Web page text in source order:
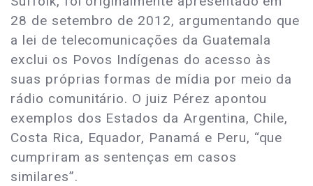
28 de setembro de 2012, argumentando que
a lei de telecomunicações da Guatemala
exclui os Povos Indígenas do acesso às
suas próprias formas de mídia por meio da
rádio comunitário. O juiz Pérez apontou
exemplos dos Estados da Argentina, Chile,
Costa Rica, Equador, Panamá e Peru, “que
cumpriram as sentenças em casos
similares”.